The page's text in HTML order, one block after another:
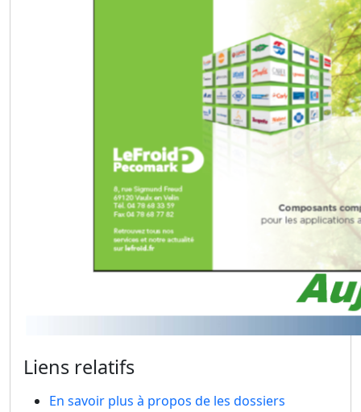
Liens relatifs
En savoir plus à propos de les dossiers